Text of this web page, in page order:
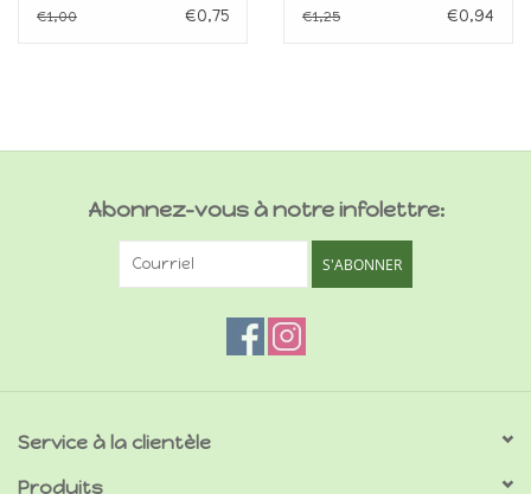
1:12
€1,00 €0,75 €1,25 €0,94
Abonnez-vous à notre infolettre:
S'ABONNER
Service à la clientèle
Produits